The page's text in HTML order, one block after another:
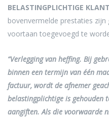
BELASTINGPLICHTIGE KLANT
bovenvermelde prestaties
voortaan toegevoegd te
“Verlegging van heffing. Bij
binnen een termijn van één
factuur, wordt de afnemer
belastingplichtige is gehouden
aangiften. Als die voorwaarde